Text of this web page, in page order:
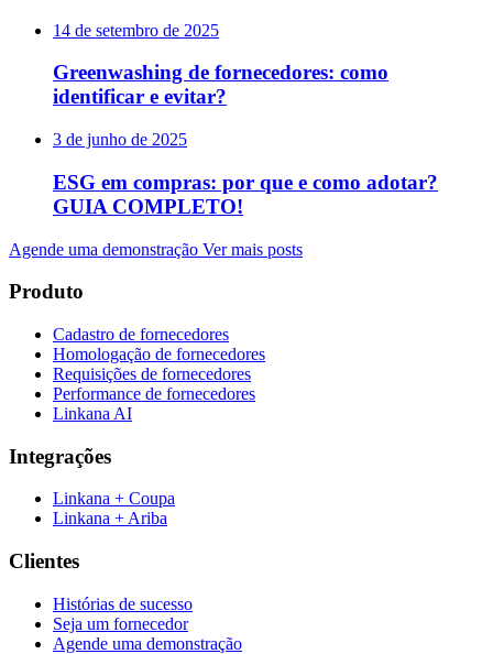
14 de setembro de 2025
Greenwashing de fornecedores: como
identificar e evitar?
3 de junho de 2025
ESG em compras: por que e como adotar?
GUIA COMPLETO!
Agende uma demonstração Ver mais posts
Produto
Cadastro de fornecedores
Homologação de fornecedores
Requisições de fornecedores
Performance de fornecedores
Linkana AI
Integrações
Linkana + Coupa
Linkana + Ariba
Clientes
Histórias de sucesso
Seja um fornecedor
Agende uma demonstração